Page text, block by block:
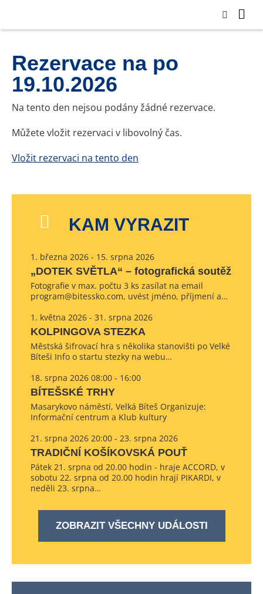
Rezervace na po
19.10.2026
Na tento den nejsou podány žádné rezervace.
Můžete vložit rezervaci v libovolný čas.
Vložit rezervaci na tento den
KAM VYRAZIT
1. března 2026 - 15. srpna 2026
„DOTEK SVĚTLA“ – fotografická soutěž
Fotografie v max. počtu 3 ks zasílat na email
program@bitessko.com, uvést jméno, příjmení a…
1. května 2026 - 31. srpna 2026
KOLPINGOVA STEZKA
Městská šifrovací hra s několika stanovišti po Velké
Bíteši Info o startu stezky na webu…
18. srpna 2026 08:00 - 16:00
BÍTEŠSKÉ TRHY
Masarykovo náměstí, Velká Bíteš Organizuje:
Informační centrum a Klub kultury
21. srpna 2026 20:00 - 23. srpna 2026
TRADIČNÍ KOŠÍKOVSKÁ POUŤ
Pátek 21. srpna od 20.00 hodin - hraje ACCORD, v
sobotu 22. srpna od 20.00 hodin hrají PIKARDI, v
neděli 23. srpna…
ZOBRAZIT VŠECHNY UDÁLOSTI